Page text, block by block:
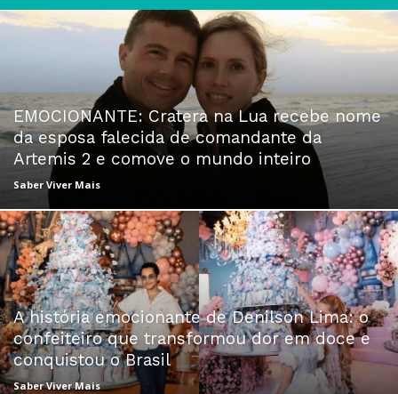
EMOCIONANTE: Cratera na Lua recebe nome
da esposa falecida de comandante da
Artemis 2 e comove o mundo inteiro
Saber Viver Mais
A história emocionante de Denilson Lima: o
confeiteiro que transformou dor em doce e
conquistou o Brasil
Saber Viver Mais